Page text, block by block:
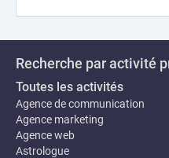
Recherche par activité
Toutes les activités
Agence de communication
Agence marketing
Agence web
Astrologue